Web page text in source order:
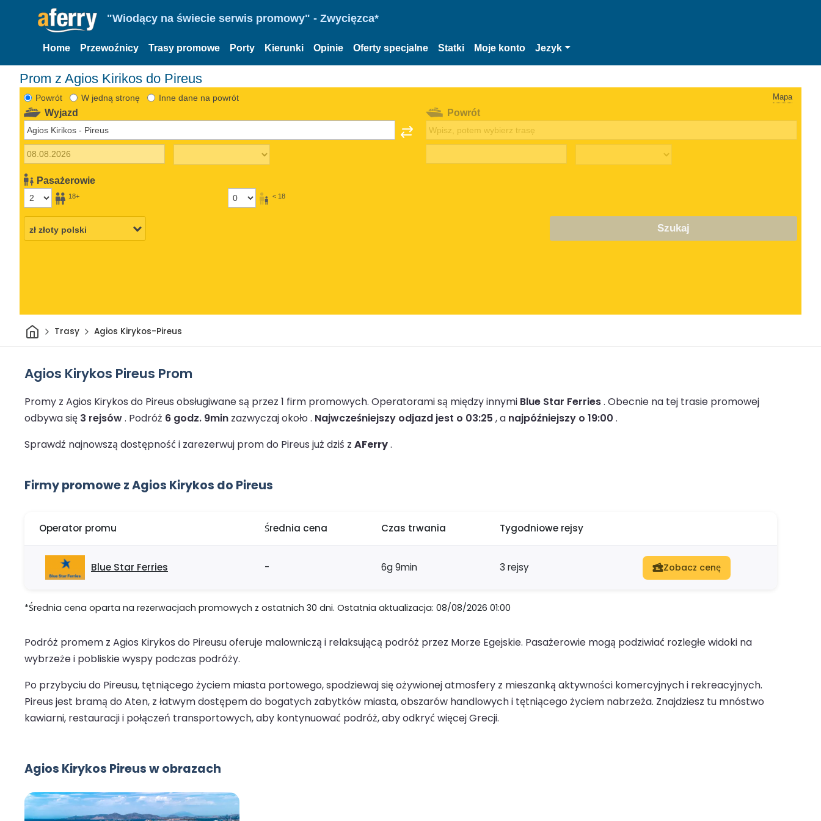
"Wiodący na świecie serwis promowy" - Zwycięzca*
Home Przewoźnicy Trasy promowe Porty Kierunki Opinie Oferty specjalne Statki Moje konto Jezyk
Prom z Agios Kirikos do Pireus
Powrót W jedną stronę Inne dane na powrót Mapa
Wyjazd
Pasażerowie
18+ < 18
Powrót
Szukaj
DomTrasy Agios Kirykos-Pireus
Agios Kirykos Pireus Prom
Promy z Agios Kirykos do Pireus obsługiwane są przez 1 firm promowych. Operatorami są między innymi Blue Star Ferries. Obecnie na tej trasie promowej
odbywa się 3 rejsów. Podróż 6 godz. 9min zazwyczaj około . Najwcześniejszy odjazd jest o 03:25 , a najpóźniejszy o 19:00 .
Sprawdź najnowszą dostępność i zarezerwuj prom do Pireus już dziś z AFerry.
Firmy promowe z Agios Kirykos do Pireus
Operator promu Średnia cena Czas trwania Tygodniowe rejsy
Blue Star Ferries - 6g 9min 3 rejsy Zobacz cenę
*Średnia cena oparta na rezerwacjach promowych z ostatnich 30 dni. Ostatnia aktualizacja: 08/08/2026 01:00
Podróż promem z Agios Kirykos do Pireusu oferuje malowniczą i relaksującą podróż przez Morze Egejskie. Pasażerowie mogą podziwiać rozległe widoki na
wybrzeże i pobliskie wyspy podczas podróży.
Po przybyciu do Pireusu, tętniącego życiem miasta portowego, spodziewaj się ożywionej atmosfery z mieszanką aktywności komercyjnych i rekreacyjnych.
Pireus jest bramą do Aten, z łatwym dostępem do bogatych zabytków miasta, obszarów handlowych i tętniącego życiem nabrzeża. Znajdziesz tu mnóstwo
kawiarni, restauracji i połączeń transportowych, aby kontynuować podróż, aby odkryć więcej Grecji.
Agios Kirykos Pireus w obrazach